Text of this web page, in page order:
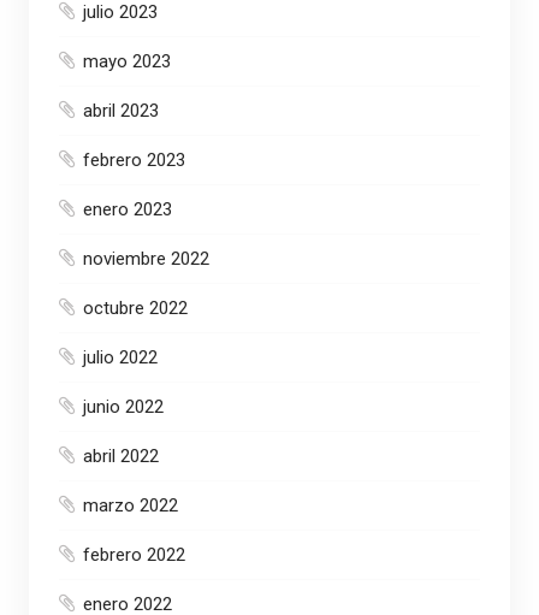
julio 2023
mayo 2023
abril 2023
febrero 2023
enero 2023
noviembre 2022
octubre 2022
julio 2022
junio 2022
abril 2022
marzo 2022
febrero 2022
enero 2022